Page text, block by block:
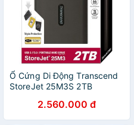
Ổ Cứng Di Động Transcend
StoreJet 25M3S 2TB
2.560.000 đ